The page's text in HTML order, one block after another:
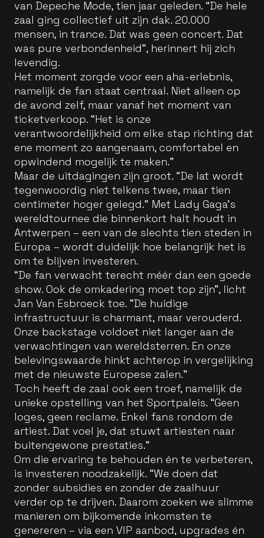
van Depeche Mode, tien jaar geleden. “De hele
zaal ging collectief uit zijn dak. 20.000
mensen, in trance. Dat was geen concert. Dat
was pure verbondenheid”, herinnert hij zich
levendig.
Het moment zorgde voor een aha-erlebnis,
namelijk de fan staat centraal. Niet alleen op
de avond zelf, maar vanaf het moment van
ticketverkoop. “Het is onze
verantwoordelijkheid om elke stap richting dat
ene moment zo aangenaam, comfortabel en
opwindend mogelijk te maken.”
Maar de uitdagingen zijn groot. “De lat wordt
tegenwoordig niet telkens twee, maar tien
centimeter hoger gelegd.” Met Lady Gaga’s
wereldtournee die binnenkort halt houdt in
Antwerpen – een van de slechts tien steden in
Europa – wordt duidelijk hoe belangrijk het is
om te blijven investeren.
“De fan verwacht terecht méér dan een goede
show. Ook de omkadering moet top zijn”, licht
Jan Van Esbroeck toe. "De huidige
infrastructuur is charmant, maar verouderd.
Onze backstage voldoet niet langer aan de
verwachtingen van wereldsterren. En onze
belevingswaarde hinkt achterop in vergelijking
met de nieuwste Europese zalen.”
Toch heeft de zaal ook een troef, namelijk de
unieke opstelling van het Sportpaleis. “Geen
loges, geen reclame. Enkel fans rondom de
artiest. Dat voel je, dat stuwt artiesten naar
buitengewone prestaties.”
Om die ervaring te behouden én te verbeteren,
is investeren noodzakelijk. “We doen dat
zonder subsidies en zonder de zaalhuur
verder op te drijven. Daarom zoeken we slimme
manieren om bijkomende inkomsten te
genereren – via een VIP aanbod, upgrades én